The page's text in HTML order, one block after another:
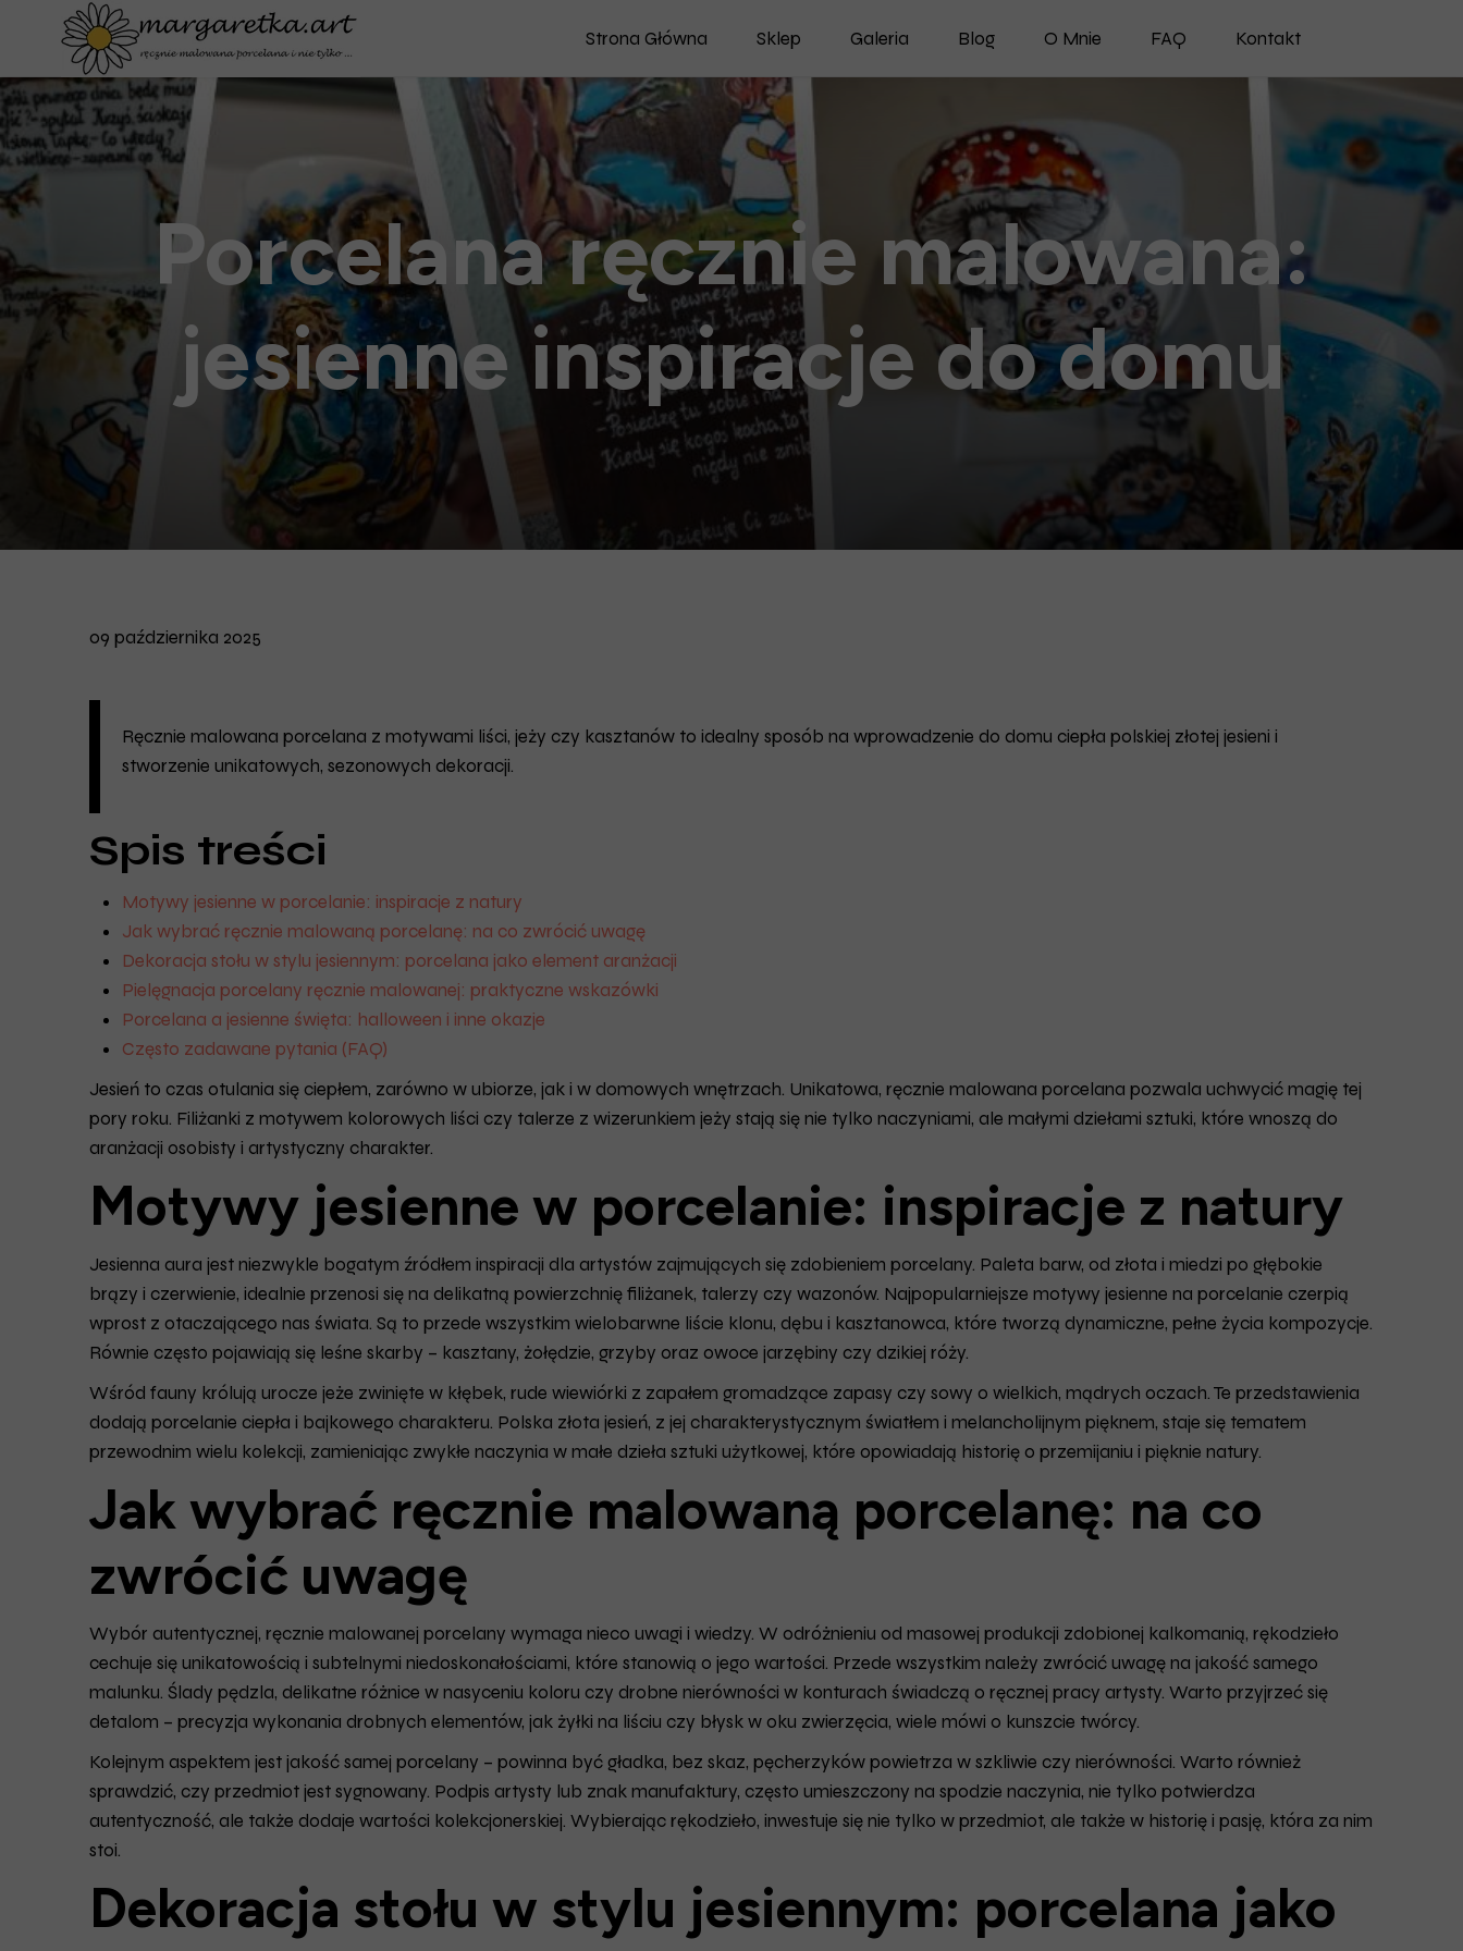
Strona Główna Sklep
Porcelana
Deski
Nowości
Dostępne Od Ręki
Galeria Blog O Mnie FAQ Kontakt
Porcelana ręcznie malowana:
jesienne inspiracje do domu
09 października 2025
Ręcznie malowana porcelana z motywami liści, jeży czy kasztanów to idealny sposób na wprowadzenie do domu ciepła polskiej złotej jesieni i
stworzenie unikatowych, sezonowych dekoracji.
Spis treści
Motywy jesienne w porcelanie: inspiracje z natury
Jak wybrać ręcznie malowaną porcelanę: na co zwrócić uwagę
Dekoracja stołu w stylu jesiennym: porcelana jako element aranżacji
Pielęgnacja porcelany ręcznie malowanej: praktyczne wskazówki
Porcelana a jesienne święta: halloween i inne okazje
Często zadawane pytania (FAQ)
Jesień to czas otulania się ciepłem, zarówno w ubiorze, jak i w domowych wnętrzach. Unikatowa, ręcznie malowana porcelana pozwala uchwycić magię tej
pory roku. Filiżanki z motywem kolorowych liści czy talerze z wizerunkiem jeży stają się nie tylko naczyniami, ale małymi dziełami sztuki, które wnoszą do
aranżacji osobisty i artystyczny charakter.
Motywy jesienne w porcelanie: inspiracje z natury
Jesienna aura jest niezwykle bogatym źródłem inspiracji dla artystów zajmujących się zdobieniem porcelany. Paleta barw, od złota i miedzi po głębokie
brązy i czerwienie, idealnie przenosi się na delikatną powierzchnię filiżanek, talerzy czy wazonów. Najpopularniejsze motywy jesienne na porcelanie czerpią
wprost z otaczającego nas świata. Są to przede wszystkim wielobarwne liście klonu, dębu i kasztanowca, które tworzą dynamiczne, pełne życia kompozycje.
Równie często pojawiają się leśne skarby – kasztany, żołędzie, grzyby oraz owoce jarzębiny czy dzikiej róży.
Wśród fauny królują urocze jeże zwinięte w kłębek, rude wiewiórki z zapałem gromadzące zapasy czy sowy o wielkich, mądrych oczach. Te przedstawienia
dodają porcelanie ciepła i bajkowego charakteru. Polska złota jesień, z jej charakterystycznym światłem i melancholijnym pięknem, staje się tematem
przewodnim wielu kolekcji, zamieniając zwykłe naczynia w małe dzieła sztuki użytkowej, które opowiadają historię o przemijaniu i pięknie natury.
Jak wybrać ręcznie malowaną porcelanę: na co
zwrócić uwagę
Wybór autentycznej, ręcznie malowanej porcelany wymaga nieco uwagi i wiedzy. W odróżnieniu od masowej produkcji zdobionej kalkomanią, rękodzieło
cechuje się unikatowością i subtelnymi niedoskonałościami, które stanowią o jego wartości. Przede wszystkim należy zwrócić uwagę na jakość samego
malunku. Ślady pędzla, delikatne różnice w nasyceniu koloru czy drobne nierówności w konturach świadczą o ręcznej pracy artysty. Warto przyjrzeć się
detalom – precyzja wykonania drobnych elementów, jak żyłki na liściu czy błysk w oku zwierzęcia, wiele mówi o kunszcie twórcy.
Kolejnym aspektem jest jakość samej porcelany – powinna być gładka, bez skaz, pęcherzyków powietrza w szkliwie czy nierówności. Warto również
sprawdzić, czy przedmiot jest sygnowany. Podpis artysty lub znak manufaktury, często umieszczony na spodzie naczynia, nie tylko potwierdza
autentyczność, ale także dodaje wartości kolekcjonerskiej. Wybierając rękodzieło, inwestuje się nie tylko w przedmiot, ale także w historię i pasję, która za nim
stoi.
Dekoracja stołu w stylu jesiennym: porcelana jako